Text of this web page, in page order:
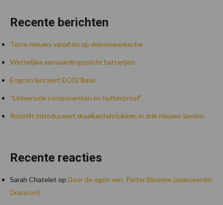
Recente berichten
Terra-nieuws vanaf nu op deloonwerker.be
Wettelijke aanvaardingsplicht batterijen
Engcon lanceert EC02 Basic
“Universele componenten en hufterproof”
Rototilt introduceert draaikantelstukken in drie nieuwe landen
Recente reacties
Sarah Chatelet op Door de ogen van: Pieter Blomme (zaakvoerder
Dranicon)